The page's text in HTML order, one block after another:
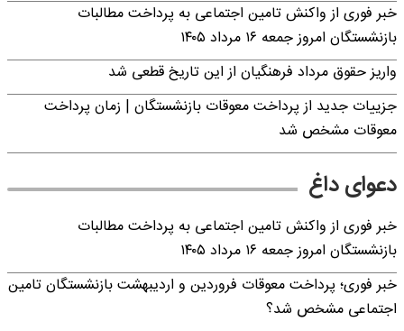
خبر فوری از واکنش تامین اجتماعی به پرداخت مطالبات
بازنشستگان امروز جمعه ۱۶ مرداد ۱۴۰۵
واریز حقوق مرداد فرهنگیان از این تاریخ قطعی شد
جزییات جدید از پرداخت معوقات بازنشستگان | زمان پرداخت
معوقات مشخص شد
دعوای داغ
خبر فوری از واکنش تامین اجتماعی به پرداخت مطالبات
بازنشستگان امروز جمعه ۱۶ مرداد ۱۴۰۵
خبر فوری؛ پرداخت معوقات فروردین و اردیبهشت بازنشستگان تامین
اجتماعی مشخص شد؟